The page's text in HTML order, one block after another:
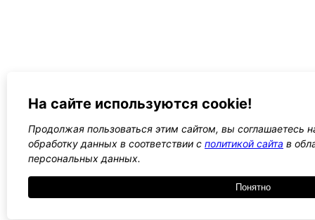
На сайте используются cookie!
Продолжая пользоваться этим сайтом, вы соглашаетесь
обработку данных в соответствии с политикой сайта в
персональных данных.
Понятно